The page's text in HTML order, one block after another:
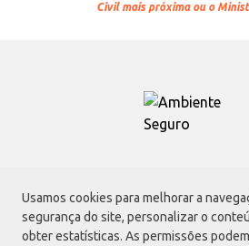
Usamos cookies para melhorar a
segurança do site, personalizar o
obter estatísticas. As permissões
Civil mais próxima ou o
Atacadão S.A.
Avenida Morvan Dias de Figueiredo, 6169,
02170-901 | CNPJ: